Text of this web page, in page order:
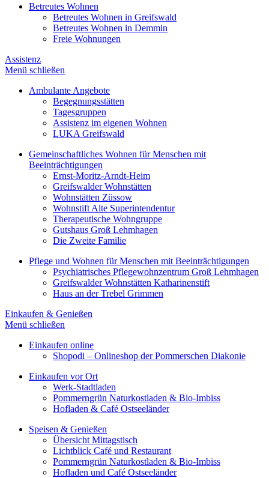
Betreutes Wohnen
Betreutes Wohnen in Greifswald
Betreutes Wohnen in Demmin
Freie Wohnungen
Assistenz
Menü schließen
Ambulante Angebote
Begegnungsstätten
Tagesgruppen
Assistenz im eigenen Wohnen
LUKA Greifswald
Gemeinschaftliches Wohnen für Menschen mit
Beeinträchtigungen
Ernst-Moritz-Arndt-Heim
Greifswalder Wohnstätten
Wohnstätten Züssow
Wohnstift Alte Superintendentur
Therapeutische Wohngruppe
Gutshaus Groß Lehmhagen
Die Zweite Familie
Pflege und Wohnen für Menschen mit Beeinträchtigungen
Psychiatrisches Pflegewohnzentrum Groß Lehmhagen
Greifswalder Wohnstätten Katharinenstift
Haus an der Trebel Grimmen
Einkaufen & Genießen
Menü schließen
Einkaufen online
Shopodi – Onlineshop der Pommerschen Diakonie
Einkaufen vor Ort
Werk-Stadtladen
Pommerngrün Naturkostladen & Bio-Imbiss
Hofladen & Café Ostseeländer
Speisen & Genießen
Übersicht Mittagstisch
Lichtblick Café und Restaurant
Pommerngrün Naturkostladen & Bio-Imbiss
Hofladen und Café Ostseeländer